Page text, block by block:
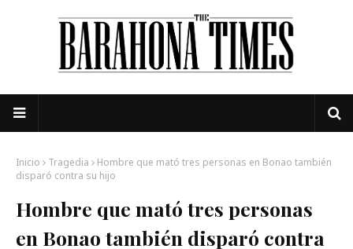
Inicio Tragedia
Hombre que mató tres personas en Bonao también
disparó contra su hijo
Hombre que mató tres personas
en Bonao también disparó contra